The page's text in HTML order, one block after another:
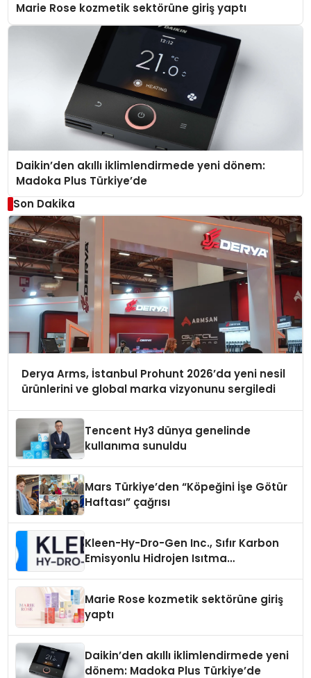
Marie Rose kozmetik sektörüne giriş yaptı
Daikin’den akıllı iklimlendirmede yeni dönem:
Madoka Plus Türkiye’de
Son Dakika
Derya Arms, İstanbul Prohunt 2026’da yeni nesil
ürünlerini ve global marka vizyonunu sergiledi
Tencent Hy3 dünya genelinde
kullanıma sunuldu
Mars Türkiye’den “Köpeğini İşe Götür
Haftası” çağrısı
Kleen-Hy-Dro-Gen Inc., Sıfır Karbon
Emisyonlu Hidrojen Isıtma
Marie Rose kozmetik sektörüne giriş
yaptı
Daikin’den akıllı iklimlendirmede yeni
dönem: Madoka Plus Türkiye’de